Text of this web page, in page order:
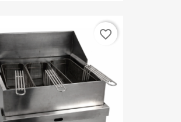
favorite_border